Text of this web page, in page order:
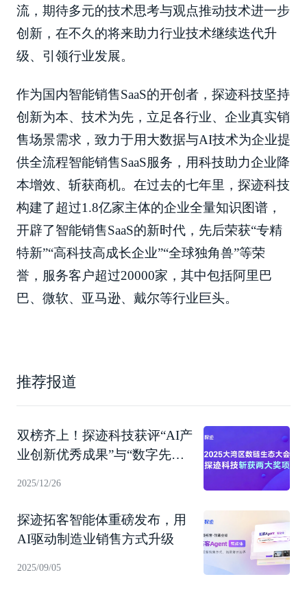
流，期待多元的技术思考与观点推动技术进一步
创新，在不久的将来助力行业技术继续迭代升
级、引领行业发展。
作为国内智能销售SaaS的开创者，探迹科技坚持
创新为本、技术为先，立足各行业、企业真实销
售场景需求，致力于用大数据与AI技术为企业提
供全流程智能销售SaaS服务，用科技助力企业降
本增效、斩获商机。在过去的七年里，探迹科技
构建了超过1.8亿家主体的企业全量知识图谱，
开辟了智能销售SaaS的新时代，先后荣获“专精
特新”“高科技高成长企业”“全球独角兽”等荣
誉，服务客户超过20000家，其中包括阿里巴
巴、微软、亚马逊、戴尔等行业巨头。
推荐报道
双榜齐上！探迹科技获评“AI产
业创新优秀成果”与“数字先锋
2025/12/26
探迹拓客智能体重磅发布，用
AI驱动制造业销售方式升级
2025/09/05